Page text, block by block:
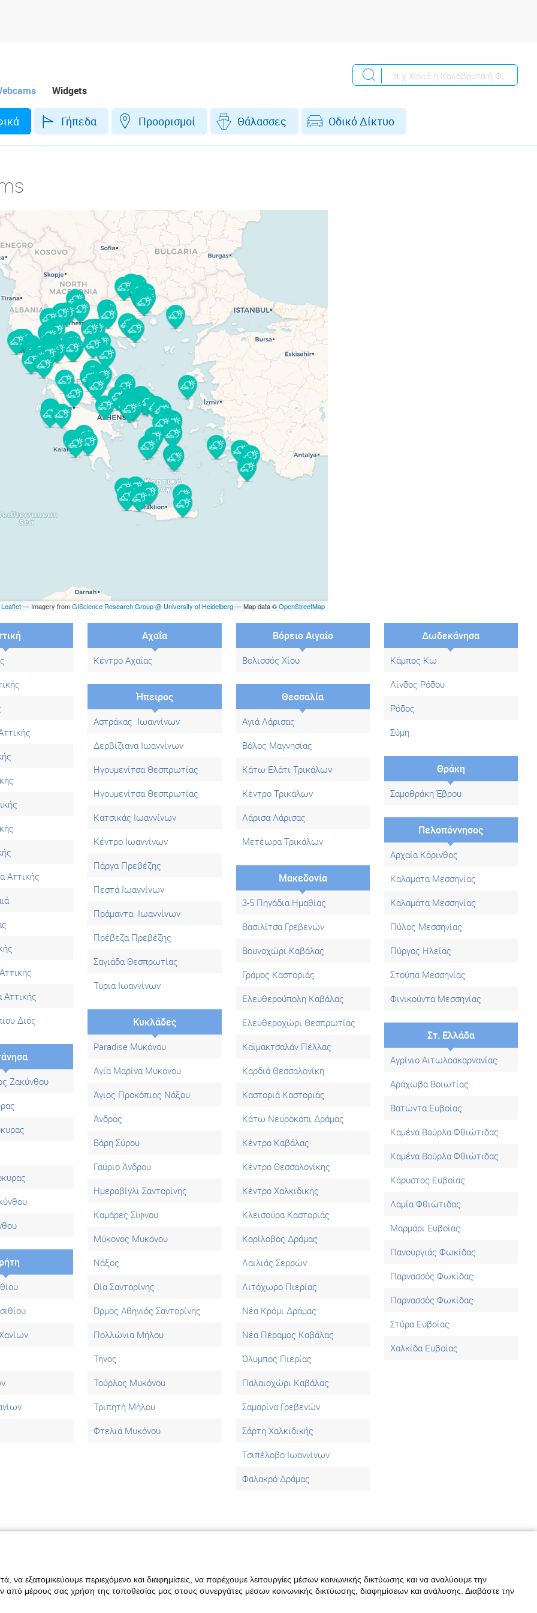
Widgets
Γήπεδα Προορισμοί Θάλασσες Οδικό Δίκτυο
Leaflet— Imagery fromGIScience Research Group @ University of Heidelberg— Map data ©OpenStreetMap
Αττικής
Αττικής
Διός
Ζακύνθου
Αχαΐα
Κέντρο Αχαΐας
Ήπειρος
Αστράκας Ιωαννίνων
Δερβίζιανα Ιωαννίνων
Ηγουμενίτσα Θεσπρωτίας
Ηγουμενίτσα Θεσπρωτίας
Κατσικάς Ιωαννίνων
Κέντρο Ιωαννίνων
Πάργα Πρεβέζης
Πεστά Ιωαννίνων
Πράμαντα Ιωαννίνων
Πρέβεζα Πρεβέζης
Σαγιάδα Θεσπρωτίας
Τύρια Ιωαννίνων
Κυκλάδες
Paradise Μυκόνου
Αγία Μαρίνα Μυκόνου
Άγιος Προκόπιος Νάξου
Άνδρος
Βάρη Σύρου
Γαύριο Άνδρου
Ημεροβίγλι Σαντορίνης
Καμάρες Σίφνου
Μύκονος Μυκόνου
Νάξος
Οία Σαντορίνης
Όρμος Αθηνιός Σαντορίνης
Πολλώνια Μήλου
Τήνος
Τούρλος Μυκόνου
Τριπητή Μήλου
Φτελιά Μυκόνου
Βόρειο Αιγαίο
Βολισσός Χίου
Θεσσαλία
Αγιά Λάρισας
Βόλος Μαγνησίας
Κάτω Ελάτι Τρικάλων
Κέντρο Τρικάλων
Λάρισα Λάρισας
Μετέωρα Τρικάλων
Μακεδονία
3-5 Πηγάδια Ημαθίας
Βασιλίτσα Γρεβενών
Βουνοχώρι Καβάλας
Γράμος Καστοριάς
Ελευθερούπολη Καβάλας
Ελευθεροχώρι Θεσπρωτίας
Καϊμακτσαλάν Πέλλας
Καρδιά Θεσσαλονίκη
Καστοριά Καστοριάς
Κάτω Νευροκόπι Δράμας
Κέντρο Καβάλας
Κέντρο Θεσσαλονίκης
Κέντρο Χαλκιδικής
Κλεισούρα Καστοριάς
Κορίλοβος Δράμας
Λαιλιάς Σερρών
Λιτόχωρο Πιερίας
Νέα Κρόμι Δράμας
Νέα Πέραμος Καβάλας
Όλυμπος Πιερίας
Παλαιοχώρι Καβάλας
Σαμαρίνα Γρεβενών
Σάρτη Χαλκιδικής
Τσιπέλοβο Ιωαννίνων
Φαλακρό Δράμας
Δωδεκάνησα
Κάμπος Κω
Λίνδος Ρόδου
Ρόδος
Σύμη
Θράκη
Σαμοθράκη Έβρου
Πελοπόννησος
Αρχαία Κόρινθος
Καλαμάτα Μεσσηνίας
Καλαμάτα Μεσσηνίας
Πύλος Μεσσηνίας
Πύργος Ηλείας
Στούπα Μεσσηνίας
Φινικούντα Μεσσηνίας
Στ. Ελλάδα
Αγρίνιο Αιτωλοακαρνανίας
Αράχωβα Βοιωτίας
Βατώντα Ευβοίας
Καμένα Βούρλα Φθιώτιδας
Καμένα Βούρλα Φθιώτιδας
Κάρυστος Ευβοίας
Λαμία Φθιώτιδας
Μαρμάρι Ευβοίας
Πανουργιάς Φωκίδας
Παρνασσός Φωκίδας
Παρνασσός Φωκίδας
Στύρα Ευβοίας
Χαλκίδα Ευβοίας
Διαφήμιση|Επικοινωνία|Όροι χρήσης|Πολιτική απορρήτου
εξατομικεύουμε περιεχόμενο και διαφημίσεις, να παρέχουμε λειτουργίες μέσων κοινωνικής δικτύωσης και να αναλύουμε την
από μέρους σας χρήση της τοποθεσίας μας στους συνεργάτες μέσων κοινωνικής δικτύωσης, διαφημίσεων και ανάλυσης. Διαβάστε την